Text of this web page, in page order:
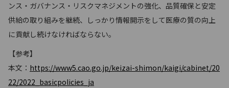
ンス・ガバナンス・リスクマネジメントの強化、品質確保と安定
供給の取り組みを継続、しっかり情報開示をして医療の質の向上
に貢献し続けなければならない。
【参考】
本文： https://www5.cao.go.jp/keizai-shimon/kaigi/cabinet/20
22/2022_basicpolicies_ja